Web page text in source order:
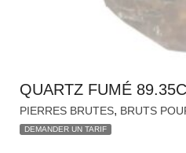
QUARTZ FUMÉ
PIERRES BRUTES, BRUTS
DEMANDER UN TARIF